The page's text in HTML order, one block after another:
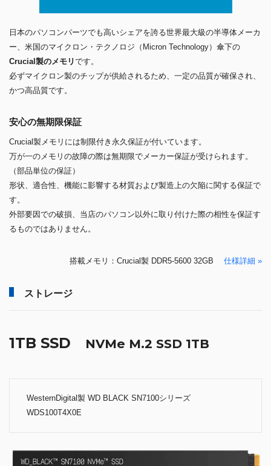
日本のパソコンパーツでも高いシェアを誇る世界最大級の半導体メーカ
ー、米国のマイクロン・テクノロジ（Micron Technology）傘下の
Crucial製のメモリです。
必ずマイクロン製のチップが供給されるため、一定の品質が確保され、
かつ高品質です。
安心の無期限保証
Crucial製メモリには制限付き永久保証が付いています。
万が一のメモリの故障の際は無期限でメーカー保証が受けられます。
（部品単位の保証）
形状、適合性、機能に影響する材質および製造上の欠陥に関する保証で
す。
外部要因での破損、当店のパソコン以外に取り付けた際の相性を保証す
るものではありません。
搭載メモリ：Crucial製 DDR5-5600 32GB 仕様詳細 »
ストレージ
1TB SSD NVMe M.2 SSD 1TB
WesternDigital製 WD BLACK SN7100シリーズ
WDS100T4X0E